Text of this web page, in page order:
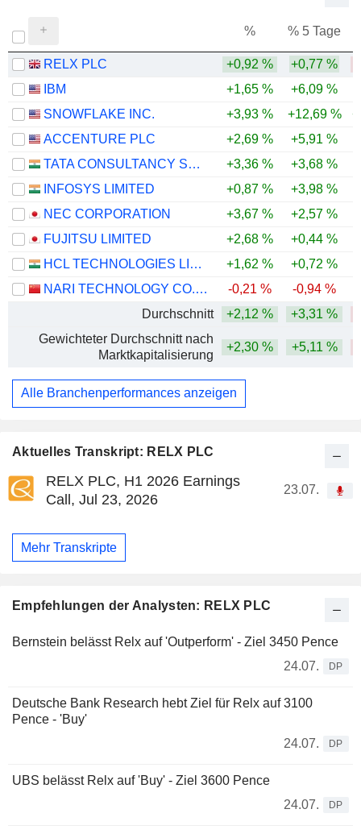
Aktuelles Transkript: RELX PLC
RELX PLC, H1 2026 Earnings
Call, Jul 23, 2026
23.07.
Mehr Transkripte
Empfehlungen der Analysten: RELX PLC
Bernstein belässt Relx auf 'Outperform' - Ziel 3450 Pence
24.07.
DP
Deutsche Bank Research hebt Ziel für Relx auf 3100
Pence - 'Buy'
24.07.
DP
UBS belässt Relx auf 'Buy' - Ziel 3600 Pence
24.07.
DP
% % 5 Tage
RELX PLC +0,92 % +0,77 %
IBM
+1,65 % +6,09 %
SNOWFLAKE INC.
+3,93 % +12,69 %
ACCENTURE PLC
+2,69 % +5,91 %
TATA CONSULTANCY SERVICES LTD.
+3,36 % +3,68 %
INFOSYS LIMITED
+0,87 % +3,98 %
NEC CORPORATION
+3,67 % +2,57 %
FUJITSU LIMITED
+2,68 % +0,44 %
HCL TECHNOLOGIES LIMITED
+1,62 % +0,72 %
NARI TECHNOLOGY CO., LTD.
-0,21 % -0,94 %
Durchschnitt
+2,12 % +3,31 %
Gewichteter Durchschnitt nach
Marktkapitalisierung
+2,30 % +5,11 %
Alle Branchenperformances anzeigen